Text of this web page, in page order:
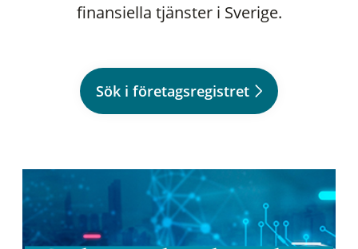
finansiella tjänster i Sverige.
Sök i företagsregistret